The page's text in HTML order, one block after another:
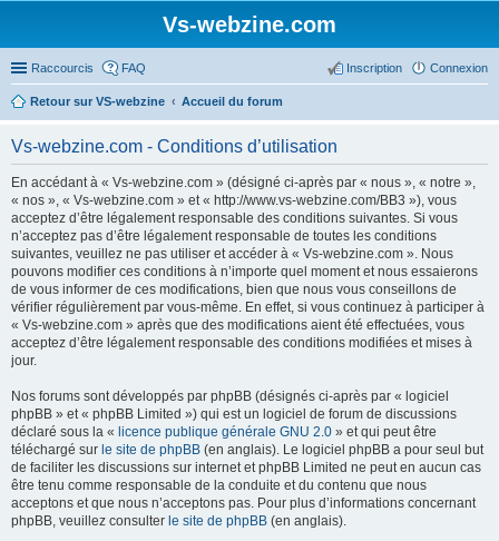
Vs-webzine.com
Raccourcis FAQ Connexion
Inscription
Retour sur VS-webzine Accueil du forum
Vs-webzine.com - Conditions d’utilisation
En accédant à « Vs-webzine.com » (désigné ci-après par « nous », « notre »,
« nos », « Vs-webzine.com » et « http://www.vs-webzine.com/BB3 »), vous
acceptez d’être légalement responsable des conditions suivantes. Si vous
n’acceptez pas d’être légalement responsable de toutes les conditions
suivantes, veuillez ne pas utiliser et accéder à « Vs-webzine.com ». Nous
pouvons modifier ces conditions à n’importe quel moment et nous essaierons
de vous informer de ces modifications, bien que nous vous conseillons de
vérifier régulièrement par vous-même. En effet, si vous continuez à participer à
« Vs-webzine.com » après que des modifications aient été effectuées, vous
acceptez d’être légalement responsable des conditions modifiées et mises à
jour.
Nos forums sont développés par phpBB (désignés ci-après par « logiciel
phpBB » et « phpBB Limited ») qui est un logiciel de forum de discussions
déclaré sous la « licence publique générale GNU 2.0 » et qui peut être
téléchargé sur le site de phpBB (en anglais). Le logiciel phpBB a pour seul but
de faciliter les discussions sur internet et phpBB Limited ne peut en aucun cas
être tenu comme responsable de la conduite et du contenu que nous
acceptons et que nous n’acceptons pas. Pour plus d’informations concernant
phpBB, veuillez consulter le site de phpBB (en anglais).